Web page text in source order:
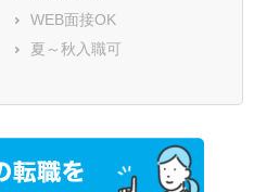
WEB面接OK
夏～秋入職可